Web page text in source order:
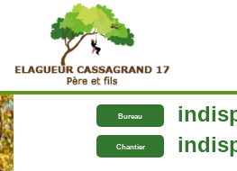
Bureau
Chantier